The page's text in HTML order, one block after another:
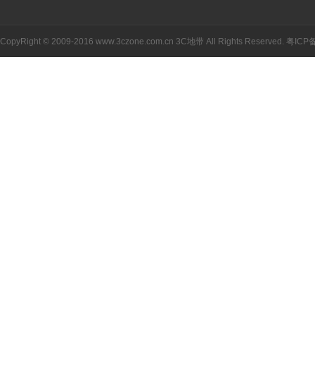
CopyRight © 2009-2016 www.3czone.com.cn 3C地带 All Rights Reserved. 粤ICP